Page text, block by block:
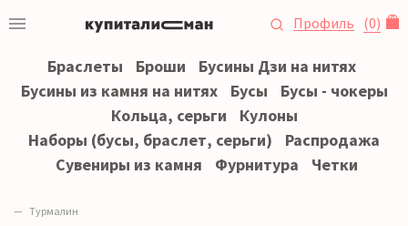
Профиль (0)
Браслеты Броши
Бусины Дзи на нитях
Бусины из камня на нитях
Бусы
Бусы - чокеры
Кольца, серьги
Кулоны
Наборы (бусы, браслет, серьги)
Распродажа
Сувениры из камня
Фурнитура Четки
Турмалин